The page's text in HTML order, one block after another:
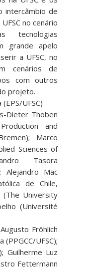
intercâmbio de
no cenário
tecnologias
grande apelo
a UFSC, no
cenários de
com outros
projeto.
UFSC)
Dieter Thoben
and
Marco
Sciences of
Tasora
Alejandro Mac
de Chile,
(The University
(Université
Fröhlich
(PPGCC/UFSC);
Guilherme Luz
Fettermann